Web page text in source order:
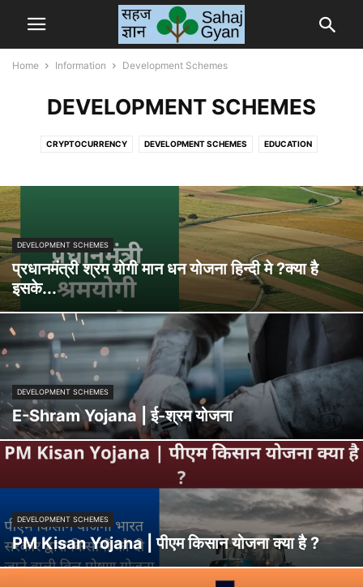
Home Information Development Schemes
DEVELOPMENT SCHEMES
CRYPTOCURRENCY DEVELOPMENT SCHEMES EDUCATION
MAHAPURUS TOOLS आरती संग्रह देश विदेश
DEVELOPMENT SCHEMES
प्रधानमंत्री श्रम योगी मान धन योजना हिन्दी मे ?क्या है
इसके...
DEVELOPMENT SCHEMES
E-Shram Yojana | ई-श्रम योजना
DEVELOPMENT SCHEMES
PM Kisan Yojana | पीएम किसान योजना क्या है ?